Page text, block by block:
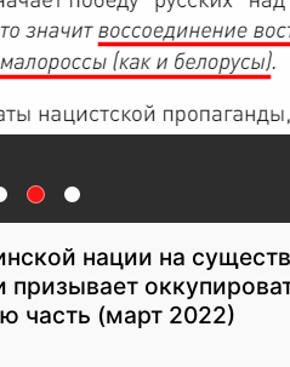
нации на
часть (март 2022)